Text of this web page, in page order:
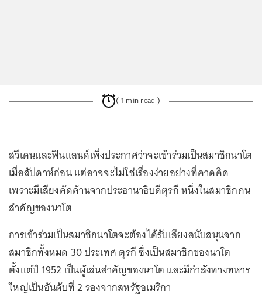
( 1 min read )
สวีเดนและฟินแลนด์เพิ่งประกาศว่าจะเข้าร่วมเป็นสมาชิกนาโต
เมื่อสัปดาห์ก่อน แต่อาจจะไม่ใช่เรื่องง่ายอย่างที่คาดคิด
เพราะมีเสียงคัดค้านจากประธานาธิบดีตุรกี หนึ่งในสมาชิกคน
สำคัญของนาโต
การเข้าร่วมเป็นสมาชิกนาโตจะต้องได้รับเสียงสนับสนุนจาก
สมาชิกทั้งหมด 30 ประเทศ ตุรกี ซึ่งเป็นสมาชิกของนาโต
ตั้งแต่ปี 1952 เป็นผู้เล่นสำคัญของนาโต และมีกำลังทางทหาร
ใหญ่เป็นอันดับที่ 2 รองจากสหรัฐอเมริกา